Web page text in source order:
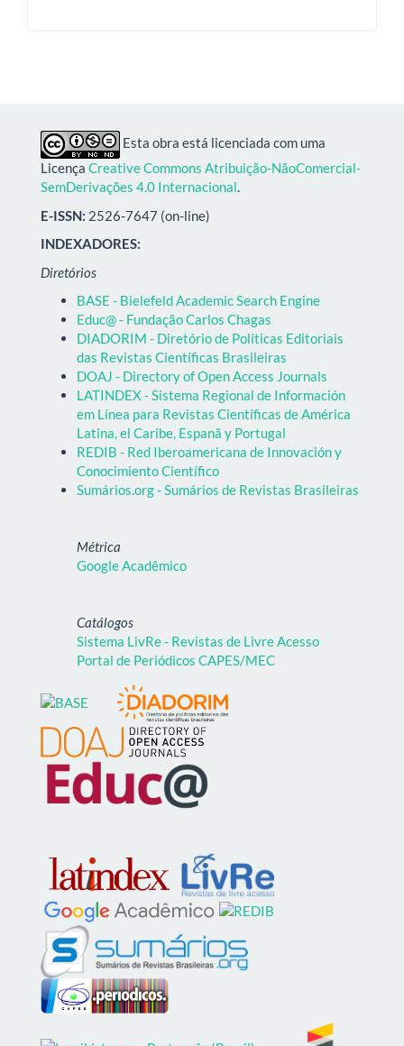
Esta obra está licenciada com uma
Licença Creative Commons Atribuição-NãoComercial-
SemDerivações 4.0 Internacional.
E-ISSN: 2526-7647 (on-line)
INDEXADORES:
Diretórios
BASE - Bielefeld Academic Search Engine
Educ@ - Fundação Carlos Chagas
DIADORIM - Diretório de Políticas Editoriais
das Revistas Científicas Brasileiras
DOAJ - Directory of Open Access Journals
LATINDEX - Sistema Regional de Información
em Línea para Revistas Científicas de América
Latina, el Caribe, Espanã y Portugal
REDIB - Red Iberoamericana de Innovación y
Conocimiento Científico
Sumários.org - Sumários de Revistas Brasileiras
Métrica
Google Acadêmico
Catálogos
Sistema LivRe - Revistas de Livre Acesso
Portal de Periódicos CAPES/MEC